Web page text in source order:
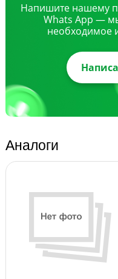
Напишите нашему
Whats App —
необходимое
Аналоги